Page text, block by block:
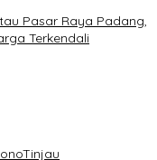
Pasar Raya Padang,
Terkendali